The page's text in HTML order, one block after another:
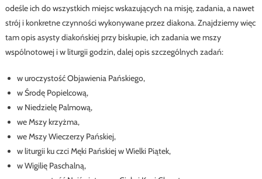
odeśle ich do wszystkich miejsc wskazujących na misję, zadania, a nawet
strój i konkretne czynności wykonywane przez diakona. Znajdziemy więc
tam opis asysty diakońskiej przy biskupie, ich zadania we mszy
wspólnotowej i w liturgii godzin, dalej opis szczególnych zadań:
w uroczystość Objawienia Pańskiego,
w Środę Popielcową,
w Niedzielę Palmową,
we Mszy krzyżma,
we Mszy Wieczerzy Pańskiej,
w liturgii ku czci Męki Pańskiej w Wielki Piątek,
w Wigilię Paschalną,